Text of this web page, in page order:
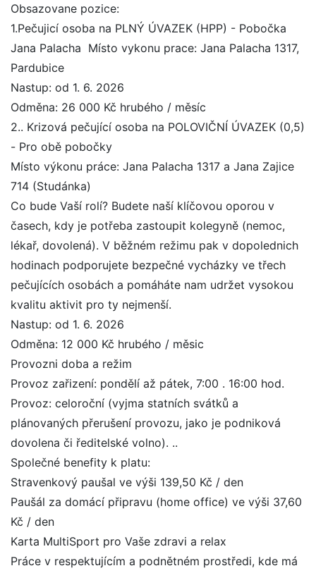
Obsazovane pozice:
1.Pečujicí osoba na PLNÝ ÚVAZEK (HPP) - Pobočka
Jana Palacha  Místo vykonu prace: Jana Palacha 1317,
Pardubice 
Nastup: od 1. 6. 2026 
Odměna: 26 000 Kč hrubého / měsíc
2.. Krizová pečující osoba na POLOVIČNÍ ÚVAZEK (0,5)
- Pro obě pobočky 
Místo výkonu práce: Jana Palacha 1317 a Jana Zajice
714 (Studánka)
Co bude Vaší rolí? Budete naší klíčovou oporou v
časech, kdy je potřeba zastoupit kolegyně (nemoc,
lékař, dovolená). V běžném režimu pak v dopolednich
hodinach podporujete bezpečné vycházky ve třech
pečujících osobách a pomáháte nam udržet vysokou
kvalitu aktivit pro ty nejmenší. 
Nastup: od 1. 6. 2026
Odměna: 12 000 Kč hrubého / měsic
Provozni doba a režim
Provoz zařizení: pondělí až pátek, 7:00 . 16:00 hod. 
Provoz: celoroční (vyjma statních svátků a
plánovaných přerušení provozu, jako je podniková
dovolena či ředitelské volno). ..
Společné benefity k platu: 
Stravenkový paušal ve výši 139,50 Kč / den
Paušál za domácí připravu (home office) ve výši 37,60
Kč / den
Karta MultiSport pro Vaše zdravi a relax 
Práce v respektujícím a podnětném prostředi, kde má